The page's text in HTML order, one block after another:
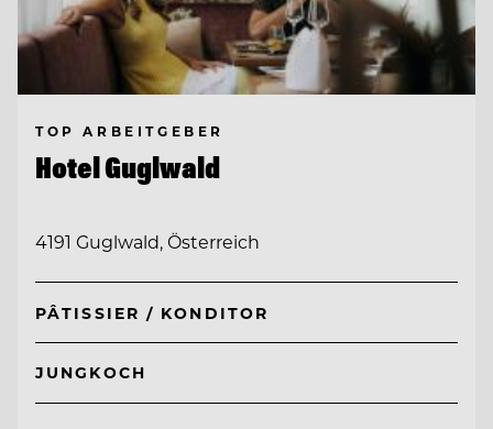
TOP ARBEITGEBER
Hotel Guglwald
4191 Guglwald, Österreich
PÂTISSIER / KONDITOR
JUNGKOCH